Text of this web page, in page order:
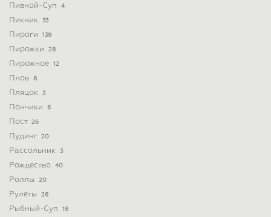
Пивной-Суп 4
Пикник 33
Пироги 139
Пирожки 28
Пирожное 12
Плов 8
Пляцок 3
Пончики 6
Пост 26
Пудинг 20
Рассольник 3
Рождество 40
Роллы 20
Рулеты 26
Рыбный-Суп 18